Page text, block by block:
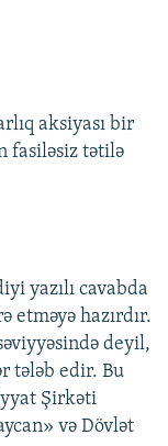
aksiyası bir
fasiləsiz tətilə
yazılı cavabda
hazırdır.
deyil,
tələb edir. Bu
Şirkəti
və Dövlət